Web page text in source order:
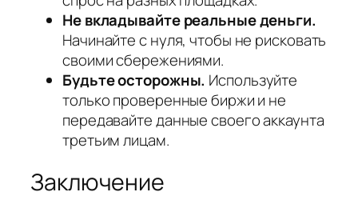
Не вкладывайте реальные деньги.
Начинайте с нуля, чтобы не рисковать
своими сбережениями.
Будьте осторожны. Используйте
только проверенные биржи и не
передавайте данные своего аккаунта
третьим лицам.
Заключение